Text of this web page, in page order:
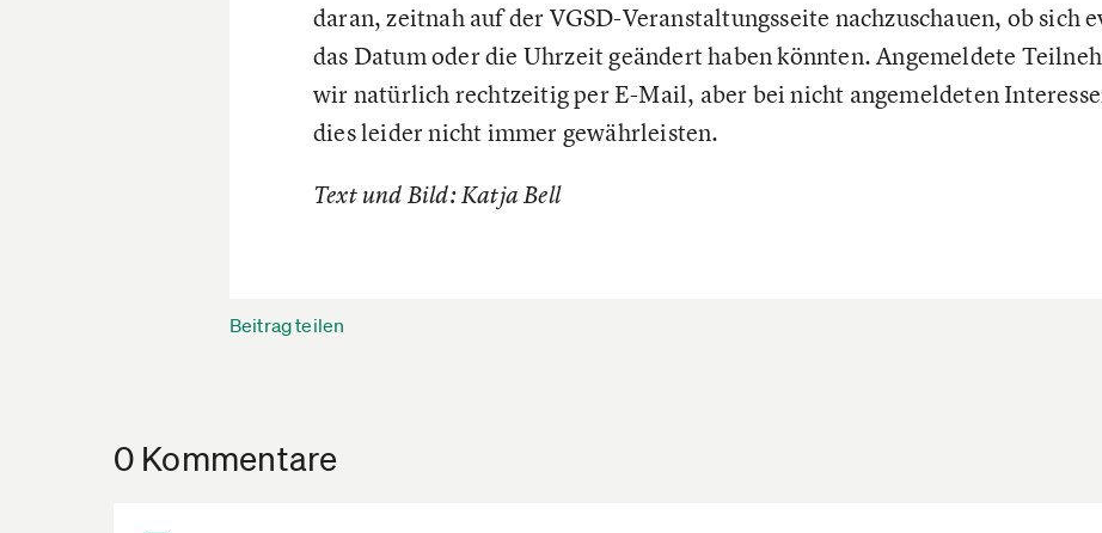
daran, zeitnah auf der VGSD-Veranstaltungsseite nachzuschauen, ob sich
das Datum oder die Uhrzeit geändert haben könnten. Angemeldete
wir natürlich rechtzeitig per E-Mail, aber bei nicht angemeldeten
dies leider nicht immer gewährleisten.
Text und Bild: Katja Bell
Beitrag teilen
0 Kommentare